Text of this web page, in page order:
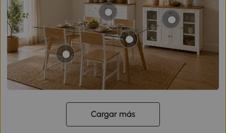
Cargar más